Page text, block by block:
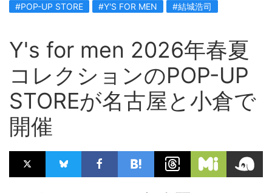
#POP-UP STORE #Y'S FOR MEN #結城浩司
Y's for men 2026年春夏
コレクションのPOP-UP
STOREが名古屋と小倉で
開催